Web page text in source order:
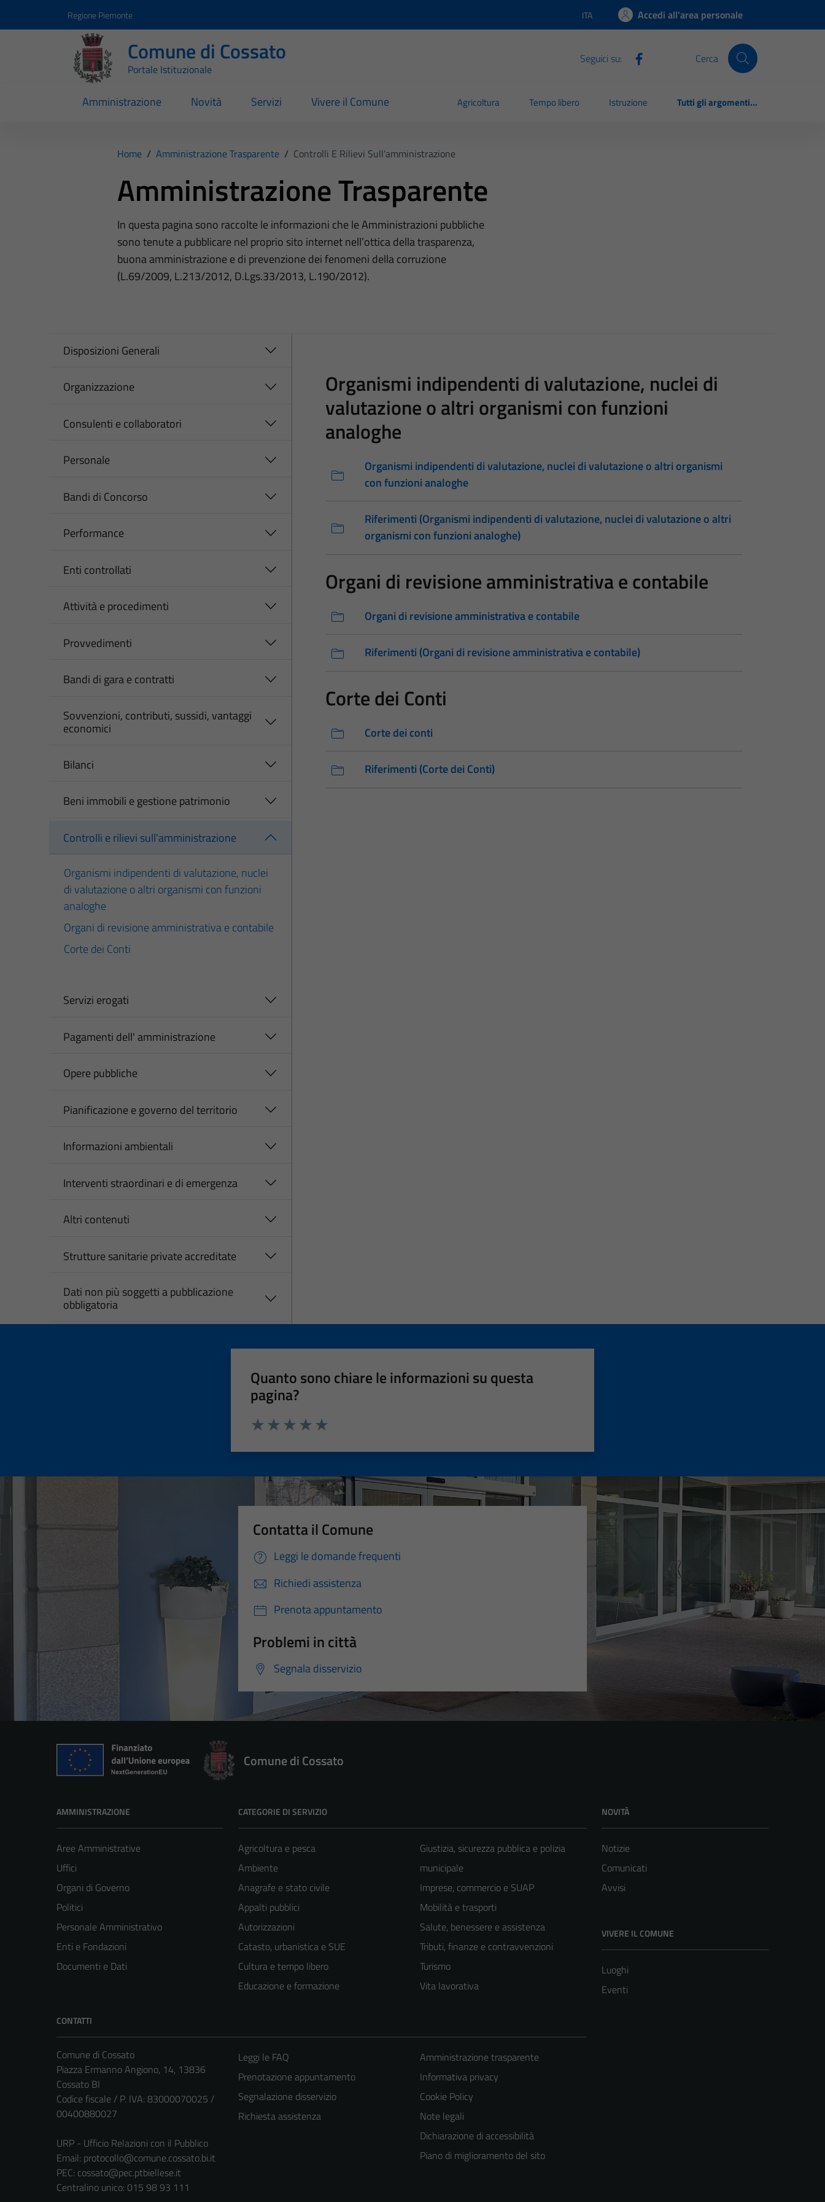
Regione Piemonte Lingua attiva:
ITA Accedi all'area personale
Comune di Cossato
Portale Istituzionale
Seguici su: Cerca
Amministrazione Novità Servizi Vivere il Comune Agricoltura Tempo libero Istruzione Tutti gli argomenti...
Home / Amministrazione Trasparente / Controlli E Rilievi Sull'amministrazione
Amministrazione Trasparente
In questa pagina sono raccolte le informazioni che le Amministrazioni pubbliche
sono tenute a pubblicare nel proprio sito internet nell’ottica della trasparenza,
buona amministrazione e di prevenzione dei fenomeni della corruzione
(L.69/2009, L.213/2012, D.Lgs.33/2013, L.190/2012).
Disposizioni Generali
Organizzazione
Consulenti e collaboratori
Personale
Bandi di Concorso
Performance
Enti controllati
Attività e procedimenti
Provvedimenti
Bandi di gara e contratti
Sovvenzioni, contributi, sussidi, vantaggi
economici
Bilanci
Beni immobili e gestione patrimonio
Controlli e rilievi sull'amministrazione
Organismi indipendenti di valutazione, nuclei
di valutazione o altri organismi con funzioni
analoghe
Organi di revisione amministrativa e contabile
Corte dei Conti
Servizi erogati
Pagamenti dell' amministrazione
Opere pubbliche
Pianificazione e governo del territorio
Informazioni ambientali
Interventi straordinari e di emergenza
Altri contenuti
Strutture sanitarie private accreditate
Dati non più soggetti a pubblicazione
obbligatoria
Organismi indipendenti di valutazione, nuclei di
valutazione o altri organismi con funzioni
analoghe
Organismi indipendenti di valutazione, nuclei di valutazione o altri organismi
con funzioni analoghe
Riferimenti (Organismi indipendenti di valutazione, nuclei di valutazione o altri
organismi con funzioni analoghe)
Organi di revisione amministrativa e contabile
Organi di revisione amministrativa e contabile
Riferimenti (Organi di revisione amministrativa e contabile)
Corte dei Conti
Corte dei conti
Riferimenti (Corte dei Conti)
Quanto sono chiare le informazioni su questa
pagina?
Contatta il Comune
Leggi le domande frequenti
Richiedi assistenza
Prenota appuntamento
Problemi in città
Segnala disservizio
Comune di Cossato
AMMINISTRAZIONE
Aree Amministrative
Uffici
Organi di Governo
Politici
Personale Amministrativo
Enti e Fondazioni
Documenti e Dati
CATEGORIE DI SERVIZIO
Agricoltura e pesca
Ambiente
Anagrafe e stato civile
Appalti pubblici
Autorizzazioni
Catasto, urbanistica e SUE
Cultura e tempo libero
Educazione e formazione
Giustizia, sicurezza pubblica e polizia
municipale
Imprese, commercio e SUAP
Mobilità e trasporti
Salute, benessere e assistenza
Tributi, finanze e contravvenzioni
Turismo
Vita lavorativa
NOVITÀ
Notizie
Comunicati
Avvisi
VIVERE IL COMUNE
Luoghi
Eventi
CONTATTI
Comune di Cossato
Piazza Ermanno Angiono, 14, 13836
Cossato BI
Codice fiscale / P. IVA: 83000070025 /
00400880027
URP - Ufficio Relazioni con il Pubblico
Email: protocollo@comune.cossato.bi.it
PEC: cossato@pec.ptbiellese.it
Centralino unico: 015 98 93 111
Leggi le FAQ
Prenotazione appuntamento
Segnalazione disservizio
Richiesta assistenza
Amministrazione trasparente
Informativa privacy
Cookie Policy
Note legali
Dichiarazione di accessibilità
Piano di miglioramento del sito